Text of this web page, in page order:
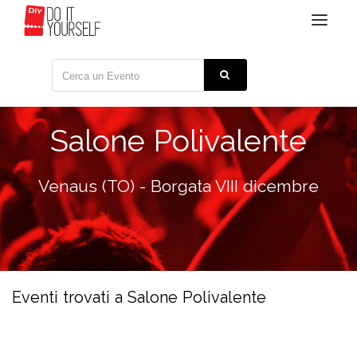
Toggle
Salone Polivalente
Venaus (TO) - Borgata VIII dicembre
Eventi trovati a Salone Polivalente